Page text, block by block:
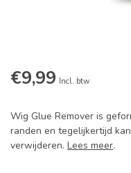
€9,99 Incl. btw
Wig Glue Remover is
randen en tegelijkertijd
verwijderen. Lees meer.